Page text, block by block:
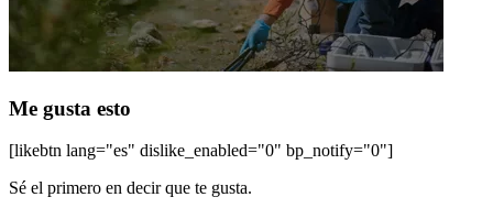
Me gusta esto
[likebtn lang="es" dislike_enabled="0" bp_notify="0"]
Sé el primero en decir que te gusta.